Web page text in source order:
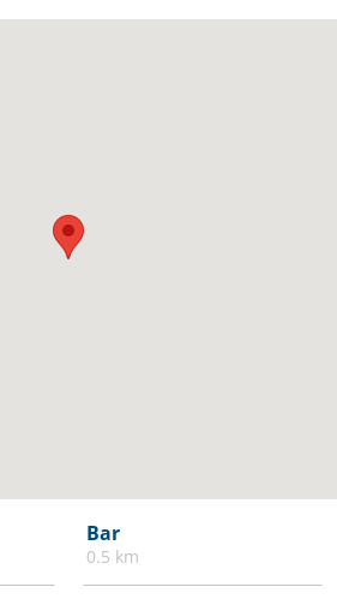
Bar
0.5 km